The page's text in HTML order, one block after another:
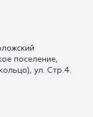
поселение,
ул. Стр.4.